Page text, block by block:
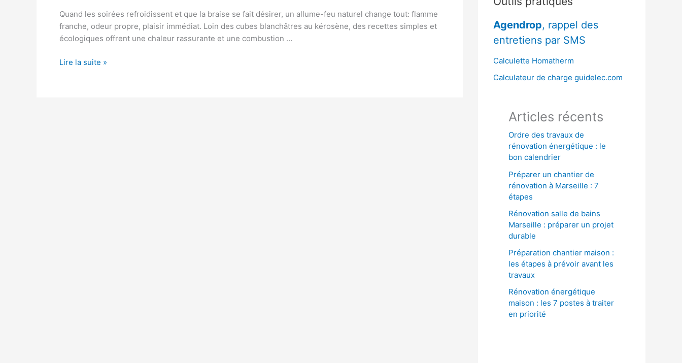
Quand les soirées refroidissent et que la braise se fait désirer, un allume-feu naturel change tout: flamme
franche, odeur propre, plaisir immédiat. Loin des cubes blanchâtres au kérosène, des recettes simples et
écologiques offrent une chaleur rassurante et une combustion …
Allume-
Lire la suite »
c
h
e
r
Agendrop, rappel des
entretiens par SMS
Calculette Homatherm
Calculateur de charge guidelec.com
Articles récents
Ordre des travaux de
rénovation énergétique : le
bon calendrier
Préparer un chantier de
rénovation à Marseille : 7
étapes
Rénovation salle de bains
Marseille : préparer un projet
durable
Préparation chantier maison :
les étapes à prévoir avant les
travaux
Rénovation énergétique
maison : les 7 postes à traiter
en priorité